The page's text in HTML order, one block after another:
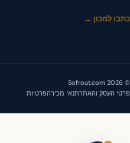
למכון →
העסק והאתרתנאי מכירהפרטיות